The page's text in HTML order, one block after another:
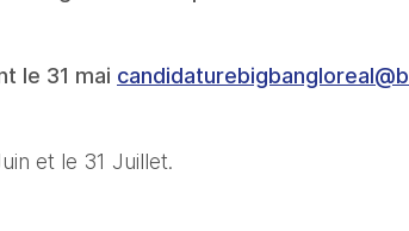
le 31 mai
et le 31 Juillet.